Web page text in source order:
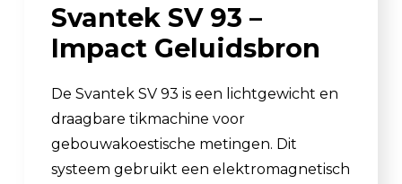
Svantek SV 93 –
Impact Geluidsbron
De Svantek SV 93 is een lichtgewicht en
draagbare tikmachine voor
gebouwakoestische metingen. Dit
systeem gebruikt een elektromagnetisch